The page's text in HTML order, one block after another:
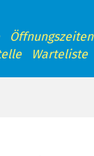
Öffnungszeiten
Warteliste